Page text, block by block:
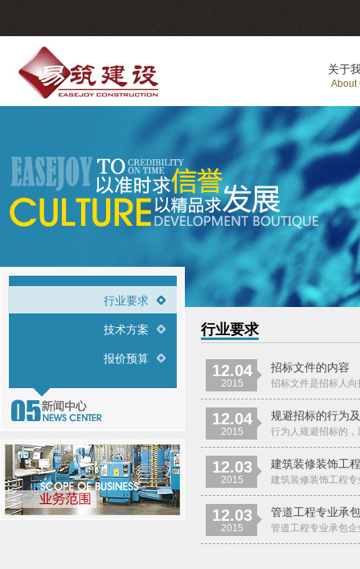
关于
About
行业要求
技术方案
报价预算
行业要求
12.04
2015
招标文件的内容
招标文件是招标人
12.04
2015
规避招标的行为
行为人规避招标的
12.03
2015
建筑装修装饰工
建筑装修装饰工程
12.03
2015
管道工程专业承
管道工程专业承包